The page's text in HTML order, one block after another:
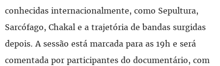
conhecidas internacionalmente, como Sepultura,
Sarcófago, Chakal e a trajetória de bandas surgidas
depois. A sessão está marcada para as 19h e será
comentada por participantes do documentário, com